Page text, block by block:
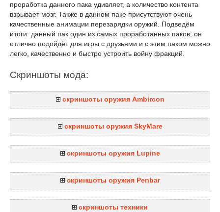
проработка данного пака удивляет, а количество контента
взрывает мозг. Также в данном паке присутствуют очень
качественные анимации перезарядки оружий. Подведём
итоги: данный пак один из самых проработанных паков, он
отлично подойдёт для игры с друзьями и с этим паком можно
легко, качественно и быстро устроить войну фракций.
Скриншоты мода:
скриншоты оружия Ambircon
скриншоты оружия SkyMare
скриншоты оружия Lupine
скриншоты оружия Penbar
скриншоты техники